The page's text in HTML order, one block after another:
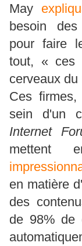
May
besoin des
pour faire
tout, « ces
cerveaux du
Ces
sein d'un
Internet
mettent
en matière
des
de 98% de